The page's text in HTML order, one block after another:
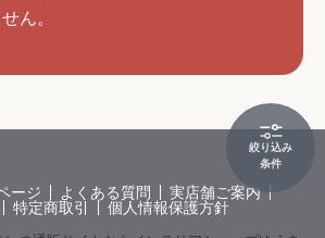
絞り込み
条件
ん。
ージ よくある質問
実店舗ご案内
特定商取引 個人情報保護方針